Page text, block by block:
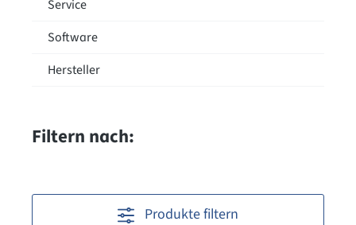
Service
Software
Hersteller
Filtern nach:
Produkte filtern